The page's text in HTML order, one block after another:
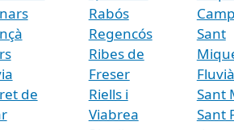
de
Rabós
Regencós
Ribes de
Freser
Riells i
Viabrea
Sant
Fluvià
Sant
Sant